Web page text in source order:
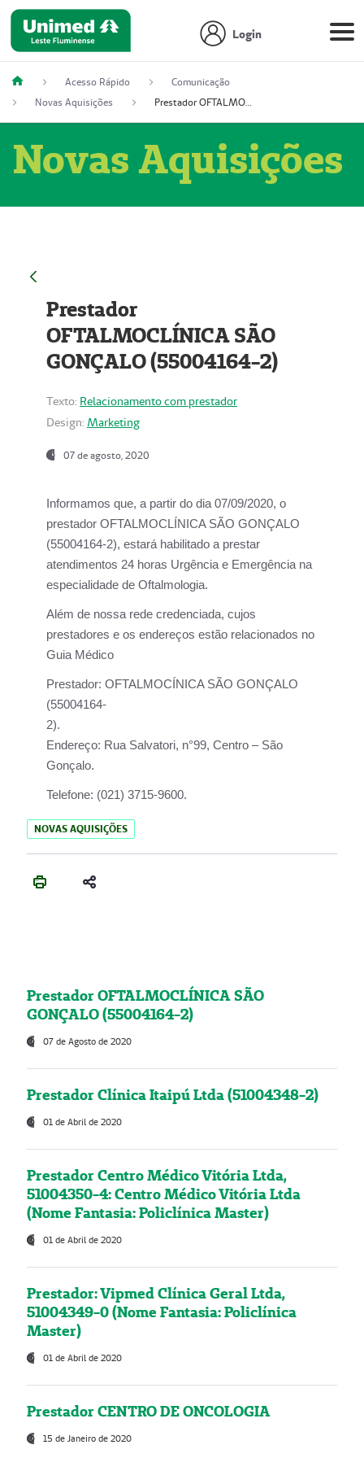
Login
Acesso Rápido
Comunicação
Novas Aquisições
Prestador OFTALMOCLÍNICA SÃO GONÇALO (55004164-2)
Novas Aquisições
Prestador
OFTALMOCLÍNICA SÃO
GONÇALO (55004164-2)
Texto: Relacionamento com prestador
Design: Marketing
07 de agosto, 2020
Informamos que, a partir do dia07/09/2020, o
prestador OFTALMOCLÍNICA SÃO GONÇALO
(55004164-2), estará habilitado a prestar
atendimentos 24 horas Urgência e Emergência na
especialidade de Oftalmologia.
Além de nossa rede credenciada, cujos
prestadores e os endereços estão relacionados no
Guia Médico
Prestador: OFTALMOCÍNICA SÃO GONÇALO
(55004164-
2).
Endereço: Rua Salvatori, n°99, Centro – São
Gonçalo.
Telefone: (021) 3715-9600.
NOVAS AQUISIÇÕES
Prestador OFTALMOCLÍNICA SÃO
GONÇALO (55004164-2)
07 de Agosto de 2020
Prestador Clínica Itaipú Ltda (51004348-2)
01 de Abril de 2020
Prestador Centro Médico Vitória Ltda,
51004350-4: Centro Médico Vitória Ltda
(Nome Fantasia: Policlínica Master)
01 de Abril de 2020
Prestador: Vipmed Clínica Geral Ltda,
51004349-0 (Nome Fantasia: Policlínica
Master)
01 de Abril de 2020
Prestador CENTRO DE ONCOLOGIA
15 de Janeiro de 2020